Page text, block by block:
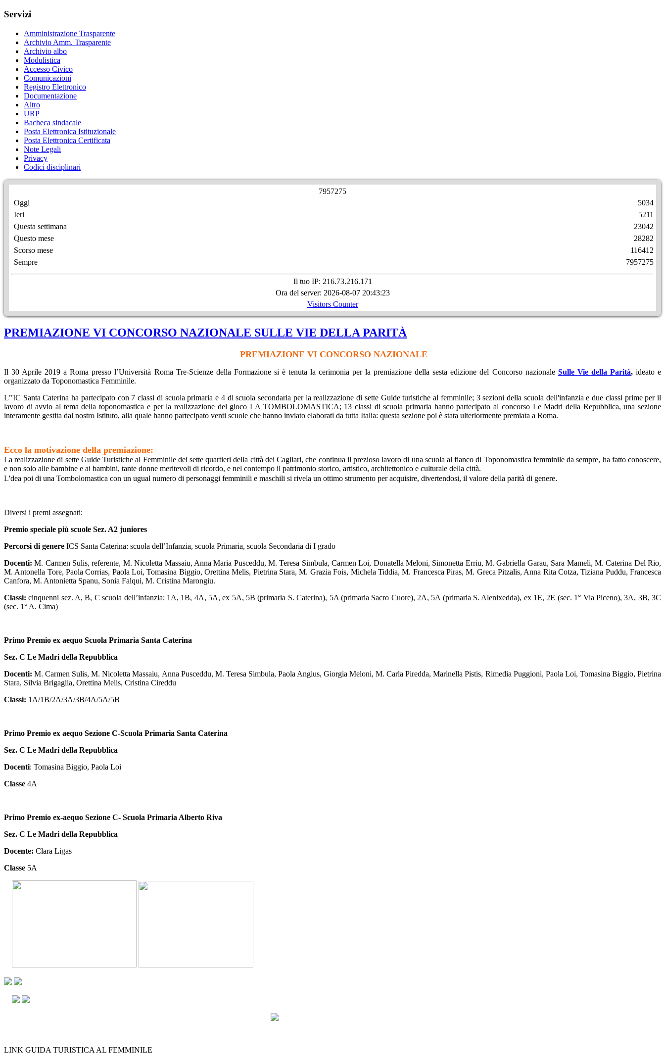
Servizi
Amministrazione Trasparente
Archivio Amm. Trasparente
Archivio albo
Modulistica
Accesso Civico
Comunicazioni
Registro Elettronico
Documentazione
Altro
URP
Bacheca sindacale
Posta Elettronica Istituzionale
Posta Elettronica Certificata
Note Legali
Privacy
Codici disciplinari
7957275
Oggi
Ieri
Questa settimana
Questo mese
Scorso mese
Sempre
5034
5211
23042
28282
116412
7957275
Il tuo IP: 216.73.216.171
Ora del server: 2026-08-07 20:43:23
Visitors Counter
PREMIAZIONE VI CONCORSO NAZIONALE SULLE VIE DELLA PARITÀ
PREMIAZIONE VI CONCORSO NAZIONALE
Il 30 Aprile 2019 a Roma presso l’Università Roma Tre-Scienze della Formazione si è tenuta la cerimonia per la premiazione della sesta edizione del Concorso nazionale Sulle Vie della Parità,ideato e
organizzato da Toponomastica Femminile.
L’’IC Santa Caterina ha partecipato con 7 classi di scuola primaria e 4 di scuola secondaria per la realizzazione di sette Guide turistiche al femminile; 3 sezioni della scuola dell'infanzia e due classi prime per il
lavoro di avvio al tema della toponomastica e per la realizzazione del gioco LA TOMBOLOMASTICA; 13 classi di scuola primaria hanno partecipato al concorso Le Madri della Repubblica, una sezione
interamente gestita dal nostro Istituto, alla quale hanno partecipato venti scuole che hanno inviato elaborati da tutta Italia: questa sezione poi è stata ulteriormente premiata a Roma.
Ecco la motivazione della premiazione:
La realizzazione di sette Guide Turistiche al Femminile dei sette quartieri della città dei Cagliari, che continua il prezioso lavoro di una scuola al fianco di Toponomastica femminile da sempre, ha fatto conoscere,
e non solo alle bambine e ai bambini, tante donne meritevoli di ricordo, e nel contempo il patrimonio storico, artistico, architettonico e culturale della città.
L'dea poi di una Tombolomastica con un ugual numero di personaggi femminili e maschili si rivela un ottimo strumento per acquisire, divertendosi, il valore della parità di genere.
Diversi i premi assegnati:
Premio speciale più scuole Sez. A2 juniores
Percorsi di genere ICS Santa Caterina: scuola dell’Infanzia, scuola Primaria, scuola Secondaria di I grado
Docenti: M. Carmen Sulis, referente, M. Nicoletta Massaiu, Anna Maria Pusceddu, M. Teresa Simbula, Carmen Loi, Donatella Meloni, Simonetta Erriu, M. Gabriella Garau, Sara Mameli, M. Caterina Del Rio,
M. Antonella Tore, Paola Corrias, Paola Loi, Tomasina Biggio, Orettina Melis, Pietrina Stara, M. Grazia Fois, Michela Tiddia, M. Francesca Piras, M. Greca Pitzalis, Anna Rita Cotza, Tiziana Puddu, Francesca
Canfora, M. Antonietta Spanu, Sonia Falqui, M. Cristina Marongiu.
Classi: cinquenni sez. A, B, C scuola dell’infanzia; 1A, 1B, 4A, 5A, ex 5A, 5B (primaria S. Caterina), 5A (primaria Sacro Cuore), 2A, 5A (primaria S. Alenixedda), ex 1E, 2E (sec. 1° Via Piceno), 3A, 3B, 3C
(sec. 1° A. Cima)
Primo Premio ex aequo Scuola Primaria Santa Caterina
Sez. C Le Madri della Repubblica
Docenti: M. Carmen Sulis, M. Nicoletta Massaiu, Anna Pusceddu, M. Teresa Simbula, Paola Angius, Giorgia Meloni, M. Carla Piredda, Marinella Pistis, Rimedia Puggioni, Paola Loi, Tomasina Biggio, Pietrina
Stara, Silvia Brigaglia, Orettina Melis, Cristina Cireddu
Classi: 1A/1B/2A/3A/3B/4A/5A/5B
Primo Premio ex aequo Sezione C-Scuola Primaria Santa Caterina
Sez. C Le Madri della Repubblica
Docenti: Tomasina Biggio, Paola Loi
Classe 4A
Primo Premio ex-aequo Sezione C- Scuola Primaria Alberto Riva
Sez. C Le Madri della Repubblica
Docente: Clara Ligas
Classe 5A
LINK GUIDA TURISTICA AL FEMMINILE